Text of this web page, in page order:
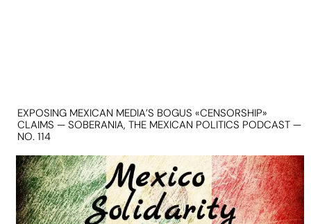
EXPOSING MEXICAN MEDIA’S BOGUS «CENSORSHIP»
CLAIMS — SOBERANIA, THE MEXICAN POLITICS PODCAST —
NO. 114